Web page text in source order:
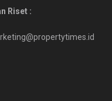
Riset :